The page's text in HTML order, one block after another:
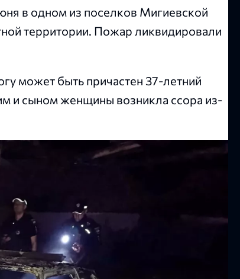
в одном из поселков Мигиевской
территории. Пожар ликвидировали
может быть причастен 37-летний
и сыном женщины возникла ссора из-